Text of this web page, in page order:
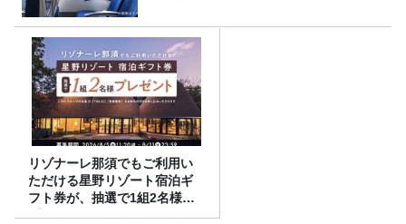
リゾナーレ那須でもご利用い
ただける星野リゾート宿泊ギ
フト券が、抽選で1組2名様に
プレゼント！